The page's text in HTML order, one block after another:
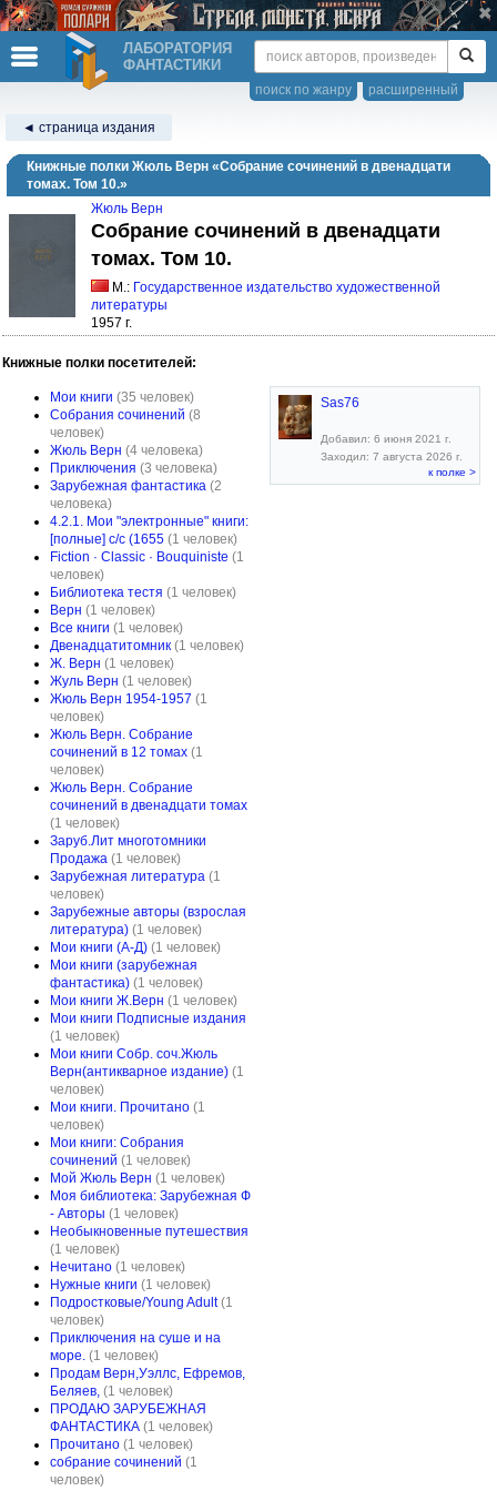
ЛАБОРАТОРИЯ
ФАНТАСТИКИ
расширенный
поиск по жанру
◄ страница издания
Книжные полки Жюль Верн «Собрание сочинений в двенадцати
томах. Том 10.»
Жюль Верн
Собрание сочинений в двенадцати
томах. Том 10.
М.: Государственное издательство художественной
литературы
1957 г.
Книжные полки посетителей:
Мои книги (35 человек)
Собрания сочинений (8
человек)
Жюль Верн (4 человека)
Приключения (3 человека)
Зарубежная фантастика (2
человека)
4.2.1. Мои "электронные" книги:
[полные] с/с (1655 (1 человек)
Fiction · Classic · Bouquiniste (1
человек)
Библиотека тестя (1 человек)
Верн (1 человек)
Все книги (1 человек)
Двенадцатитомник (1 человек)
Ж. Верн (1 человек)
Жуль Верн (1 человек)
Жюль Верн 1954-1957 (1
человек)
Жюль Верн. Собрание
сочинений в 12 томах (1
человек)
Жюль Верн. Собрание
сочинений в двенадцати томах
(1 человек)
Заруб.Лит многотомники
Продажа (1 человек)
Зарубежная литература (1
человек)
Зарубежные авторы (взрослая
литература) (1 человек)
Мои книги (А-Д) (1 человек)
Мои книги (зарубежная
фантастика) (1 человек)
Мои книги Ж.Верн (1 человек)
Мои книги Подписные издания
(1 человек)
Мои книги Собр. соч.Жюль
Верн(антикварное издание) (1
человек)
Мои книги. Прочитано (1
человек)
Мои книги: Собрания
сочинений (1 человек)
Мой Жюль Верн (1 человек)
Моя библиотека: Зарубежная Ф
- Авторы (1 человек)
Необыкновенные путешествия
(1 человек)
Нечитано (1 человек)
Нужные книги (1 человек)
Подростковые/Young Adult (1
человек)
Приключения на суше и на
море. (1 человек)
Продам Верн,Уэллс, Ефремов,
Беляев, (1 человек)
ПРОДАЮ ЗАРУБЕЖНАЯ
ФАНТАСТИКА (1 человек)
Прочитано (1 человек)
собрание сочинений (1
человек)
Sas76
Добавил: 6 июня 2021 г.
Заходил: 7 августа 2026 г.
к полке >